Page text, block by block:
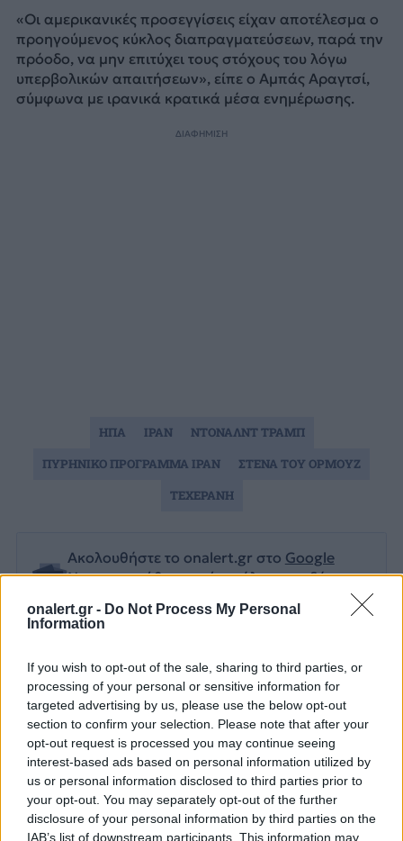
onalert.gr - Do Not Process My Personal
Information
If you wish to opt-out of the sale, sharing to third parties, or
processing of your personal or sensitive information for
targeted advertising by us, please use the below opt-out
section to confirm your selection. Please note that after your
opt-out request is processed you may continue seeing
interest-based ads based on personal information utilized by
us or personal information disclosed to third parties prior to
your opt-out. You may separately opt-out of the further
disclosure of your personal information by third parties on the
IAB’s list of downstream participants. This information may
Διάβασε επίσης
«Οι αμερικανικές προσεγγίσεις είχαν αποτέλεσμα ο
προηγούμενος κύκλος διαπραγματεύσεων, παρά την
πρόοδο, να μην επιτύχει τους στόχους του λόγω
υπερβολικών απαιτήσεων», είπε ο Αμπάς Αραγτσί,
σύμφωνα με ιρανικά κρατικά μέσα ενημέρωσης.
ΔΙΑΦΗΜΙΣΗ
Ακολουθήστε το onalert.gr στο Google
Newsκαι μάθετε πρώτοι όλες τις ειδήσεις
ΗΠΑ ΙΡΑΝ
ΝΤΟΝΑΛΝΤ ΤΡΑΜΠ
ΠΥΡΗΝΙΚΟ ΠΡΟΓΡΑΜΜΑ ΙΡΑΝ
ΣΤΕΝΑ ΤΟΥ ΟΡΜΟΥΖ
ΤΕΧΕΡΑΝΗ